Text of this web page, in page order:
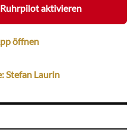
aktivieren
öffnen
Stefan Laurin